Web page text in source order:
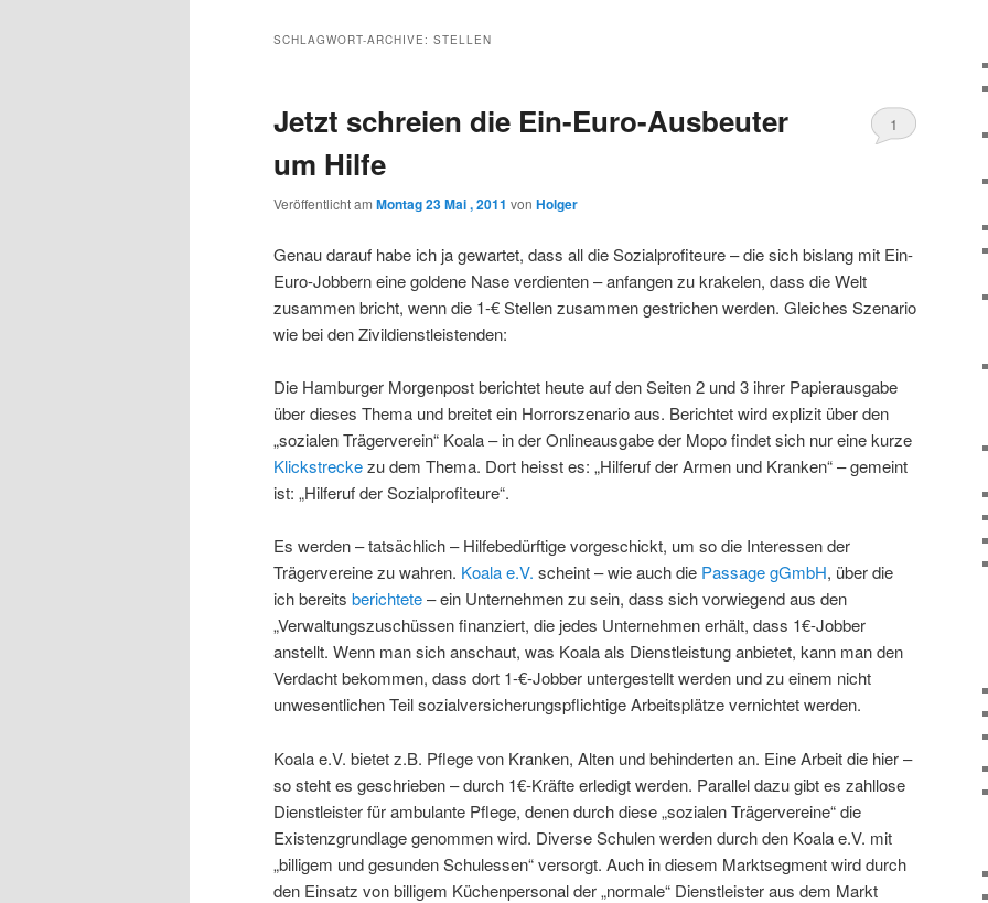
wechseln
SCHLAGWORT-ARCHIVE: STELLEN
Jetzt schreien die Ein-Euro-Ausbeuter
um Hilfe
Veröffentlicht am Montag 23 Mai , 2011 von Holger
1
Genau darauf habe ich ja gewartet, dass all die Sozialprofiteure – die sich bislang mit Ein-
Euro-Jobbern eine goldene Nase verdienten – anfangen zu krakelen, dass die Welt
zusammen bricht, wenn die 1-€ Stellen zusammen gestrichen werden. Gleiches Szenario
wie bei den Zivildienstleistenden:
Die Hamburger Morgenpost berichtet heute auf den Seiten 2 und 3 ihrer Papierausgabe
über dieses Thema und breitet ein Horrorszenario aus. Berichtet wird explizit über den
„sozialen Trägerverein“ Koala – in der Onlineausgabe der Mopo findet sich nur eine kurze
Klickstreckezu dem Thema. Dort heisst es: „Hilferuf der Armen und Kranken“ – gemeint
ist: „Hilferuf der Sozialprofiteure“.
Es werden – tatsächlich – Hilfebedürftige vorgeschickt, um so die Interessen der
Trägervereine zu wahren. Koala e.V. scheint – wie auch die Passage gGmbH, über die
ich bereits berichtete– ein Unternehmen zu sein, dass sich vorwiegend aus den
„Verwaltungszuschüssen finanziert, die jedes Unternehmen erhält, dass 1€-Jobber
anstellt. Wenn man sich anschaut, was Koala als Dienstleistung anbietet, kann man den
Verdacht bekommen, dass dort 1-€-Jobber untergestellt werden und zu einem nicht
unwesentlichen Teil sozialversicherungspflichtige Arbeitsplätze vernichtet werden.
Koala e.V. bietet z.B. Pflege von Kranken, Alten und behinderten an. Eine Arbeit die hier –
so steht es geschrieben – durch 1€-Kräfte erledigt werden. Parallel dazu gibt es zahllose
Dienstleister für ambulante Pflege, denen durch diese „sozialen Trägervereine“ die
Existenzgrundlage genommen wird. Diverse Schulen werden durch den Koala e.V. mit
„billigem und gesunden Schulessen“ versorgt. Auch in diesem Marktsegment wird durch
den Einsatz von billigem Küchenpersonal der „normale“ Dienstleister aus dem Markt